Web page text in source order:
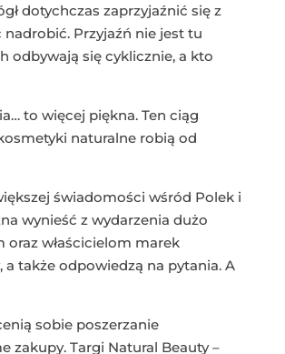
dotychczas zaprzyjaźnić się z
nadrobić. Przyjaźń nie jest tu
odbywają się cyklicznie, a kto
to więcej piękna. Ten ciąg
naturalne robią od
świadomości wśród Polek i
wynieść z wydarzenia dużo
właścicielom marek
także odpowiedzą na pytania. A
sobie poszerzanie
zakupy. Targi Natural Beauty –